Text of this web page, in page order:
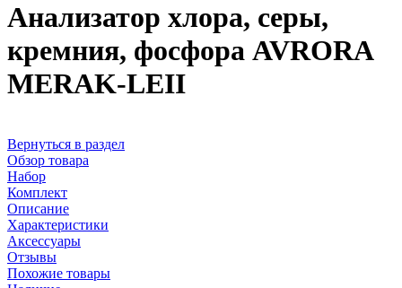
Анализатор хлора, серы,
кремния, фосфора AVRORA
MERAK-LEII
Вернуться в раздел
Обзор товара
Набор
Комплект
Описание
Характеристики
Аксессуары
Отзывы
Похожие товары